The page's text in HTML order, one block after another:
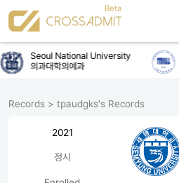
Seoul National University
의과대학의예과
Records > tpaudgks's Records
2021
정시